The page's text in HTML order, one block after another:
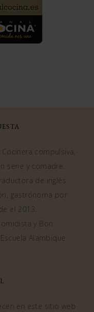
compulsiva,
serie y comadre.
de inglés
gastrónoma por
el 2013.
y Bon
Alambique
en este sitio web